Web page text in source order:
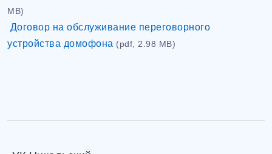
MB)
Договор на обслуживание переговорного
устройства домофона (pdf, 2.98 MB)